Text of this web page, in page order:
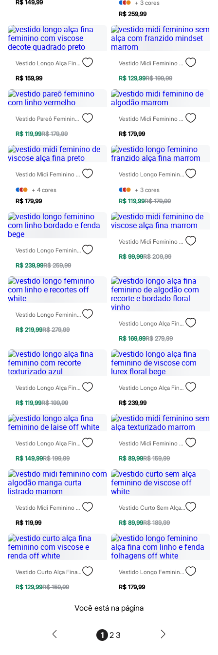
Rasteirinhas
Tênis
Diversão
Marcas
Baby Club
Fifteen
Miss Fifteen
Palomino
Calcinhas
Cuecas
Pijamas
Moda praia
Biquínis e Maiôs
Blusas de proteção
Sungas
Personagens
Bluey
Hello Kitty
Homem Aranha
Naruto
Patrulha Canina
Sonic
Beleza
Kits
Perfumes árabes
Novidades
Cabelos
Condicionador
Escovas e Pentes
Finalizadores
Tratamento
Hidratante
Protetor solar
Tratamento
Cuidados com o rosto
Esfoliante
Hidratante
Protetor solar
Maquiagens
Base
Blush
Corretivo
Gloss
Pó facial
Sombras
Al Wataniah
Banderas
Beleza C&A
Bruna Tavares
Carolina Herrera
Ciclo
Fran by Franciny Ehlke
Jean Paul Gaultier
Lancôme
Mari Maria
Mascavo
Real Techniques
R$ 149,99 + 3 cores
R$ 259,99
Vestido Longo Alça Fina Feminino Com Viscose Decote Quadrado Preto
R$ 159,99
Vestido Midi Feminino Sem Alça Com Franzido Mindset Marrom
R$ 129,99R$ 199,99
Vestido Pareô Feminino Com Linho Vermelho
R$ 119,99R$ 179,99
Vestido Midi Feminino De Algodão Marrom
R$ 179,99
Vestido Midi Feminino De Viscose Alça Fina Preto
+ 4 cores
R$ 179,99
Vestido Longo Feminino Franzido Alça Fina Marrom
+ 3 cores
R$ 119,99R$ 179,99
Vestido Longo Feminino Com Linho Bordado E Fenda Bege
R$ 239,99R$ 259,99
Vestido Midi Feminino De Viscose Alça Fina Marrom
R$ 99,99R$ 209,99
Vestido Longo Feminino Com Linho E Recortes Off White
R$ 219,99R$ 279,99
Vestido Longo Alça Fina Feminino De Algodão Com Recorte E Bordado Floral Vinho
R$ 169,99R$ 279,99
Vestido Longo Alça Fina Feminino Com Recorte Texturizado Azul
R$ 119,99R$ 199,99
Vestido Longo Alça Fina Feminino De Viscose Com Lurex Floral Bege
R$ 239,99
Vestido Longo Alça Fina Feminino De Laise Off White
R$ 149,99R$ 199,99
Vestido Midi Feminino Sem Alça Texturizado Marrom
R$ 89,99R$ 159,99
Vestido Midi Feminino Com Algodão Manga Curta Listrado Marrom
R$ 119,99
Vestido Curto Sem Alça Feminino De Viscose Off White
R$ 89,99R$ 189,99
Vestido Curto Alça Fina Feminino Com Viscose E Renda Off White
R$ 129,99R$ 159,99
Vestido Longo Feminino Alça Fina Com Linho E Fenda Folhagens Off White
R$ 179,99
Você está na página
1 2 3